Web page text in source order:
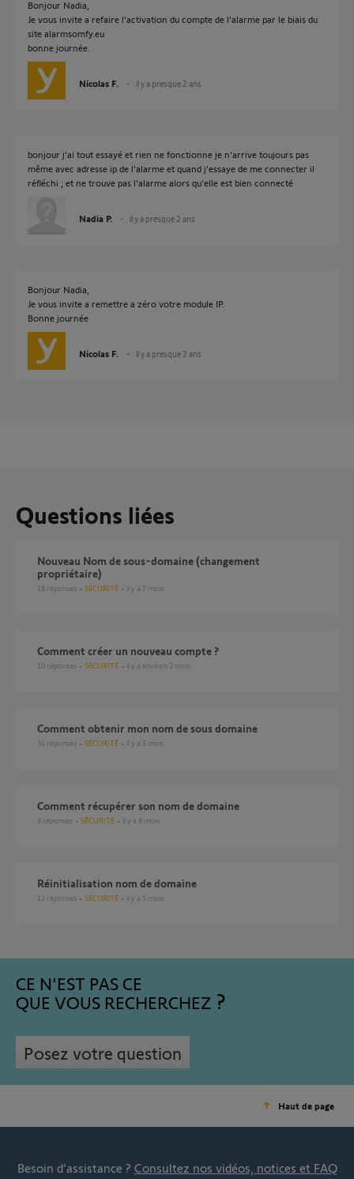
Bonjour Nadia,
Je vous invite a refaire l'activation du compte de l'alarme par le biais du
site alarmsomfy.eu
bonne journée.
Nicolas F. il y a presque 2 ans
bonjour j'ai tout essayé et rien ne fonctionne je n'arrive toujours pas
même avec adresse ip de l'alarme et quand j'essaye de me connecter il
réfléchi ; et ne trouve pas l'alarme alors qu'elle est bien connecté
Nadia P. il y a presque 2 ans
Bonjour Nadia,
Je vous invite a remettre a zéro votre module IP.
Bonne journée
Nicolas F. il y a presque 2 ans
Questions liées
Nouveau Nom de sous-domaine (changement
propriétaire)
18 réponses SÉCURITÉ il y a 7 mois
Comment créer un nouveau compte ?
10 réponses SÉCURITÉ il y a environ 2 mois
Comment obtenir mon nom de sous domaine
34 réponses SÉCURITÉ il y a 3 mois
comment récupérer son nom de domaine
3 réponses SÉCURITÉ il y a 8 mois
réinitialisation nom de domaine
12 réponses SÉCURITÉ il y a 5 mois
CE N'EST PAS CE
QUE VOUS RECHERCHEZ
Posez votre question
Haut de page
Besoin d’assistance ? Consultez nos vidéos, notices et FAQ